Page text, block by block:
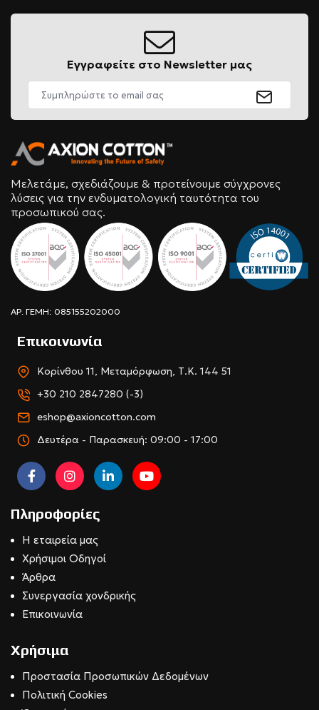
Εγγραφείτε στο Newsletter μας
Μελετάμε, σχεδιάζουμε & προτείνουμε σύγχρονες
λύσεις για την ενδυματολογική ταυτότητα του
προσωπικού σας.
ΑΡ. ΓΕΜΗ: 085155202000
Επικοινωνία
Κορίνθου 11, Μεταμόρφωση, Τ.Κ. 144 51
+30 210 2847280 (-3)
eshop@axioncotton.com
Δευτέρα - Παρασκευή: 09:00 - 17:00
Πληροφορίες
Η εταιρεία μας
Χρήσιμοι Οδηγοί
Άρθρα
Συνεργασία χονδρικής
Επικοινωνία
Χρήσιμα
Προστασία Προσωπικών Δεδομένων
Πολιτική Cookies